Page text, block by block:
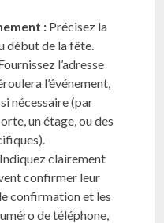
: Précisez la
début de la fête.
l’adresse
l’événement,
nécessaire (par
un étage, ou des
Indiquez clairement
confirmer leur
confirmation et les
de téléphone,